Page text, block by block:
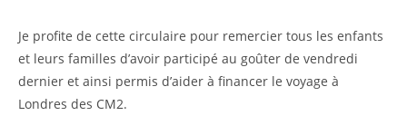
Je profite de cette circulaire pour remercier tous les enfants
et leurs familles d’avoir participé au goûter de vendredi
dernier et ainsi permis d’aider à financer le voyage à
Londres des CM2.